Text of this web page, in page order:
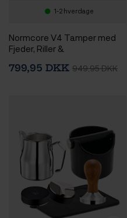
1-2 hverdage
Normcore V4 Tamper med
Fjeder, Riller &
Inkl. WDT Tool V2 Sort
799,95 DKK 949,95 DKK